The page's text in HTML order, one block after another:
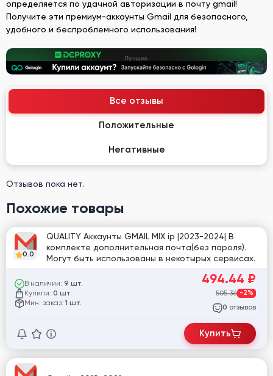
определяется по удачной авторизации в почту gmail!
Получите эти премиум-аккаунты Gmail для безопасного,
удобного и беспроблемного использования!
Все отзывы
Положительные
Негативные
Отзывов пока нет.
Похожие товары
0.0
QUALITY Аккаунты GMAIL MIX ip |2023-2024| В
комплекте дополнительная почта(без пароля).
Могут быть использованы в некотырых сервисах.
В наличии: 9 шт.
Купили: 0 шт.
Мин. заказ: 1 шт.
494.44 ₽
505.36 -2%
0 отзывов
Купить